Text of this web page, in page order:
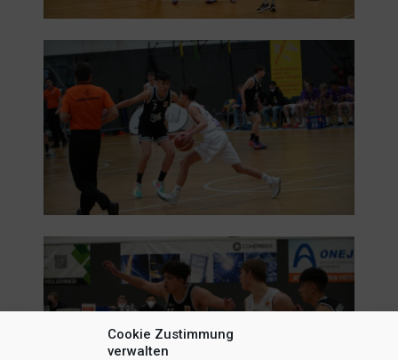
Cookie Zustimmung
verwalten